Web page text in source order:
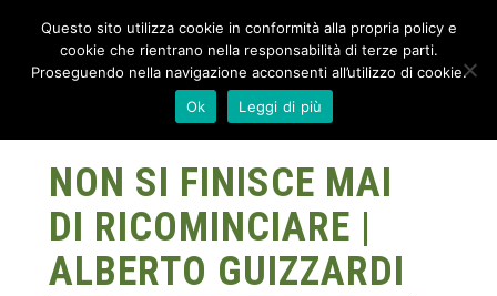
NON SI FINISCE MAI
DI RICOMINCIARE |
ALBERTO GUIZZARDI
Questo sito utilizza cookie in conformità alla propria policy e
cookie che rientrano nella responsabilità di terze parti.
Proseguendo nella navigazione acconsenti all’utilizzo di cookie.
Ok
Leggi di più